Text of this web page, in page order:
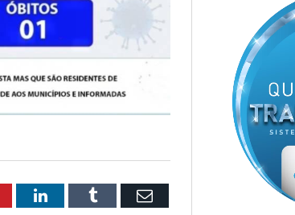
LinkedInTumblr Email